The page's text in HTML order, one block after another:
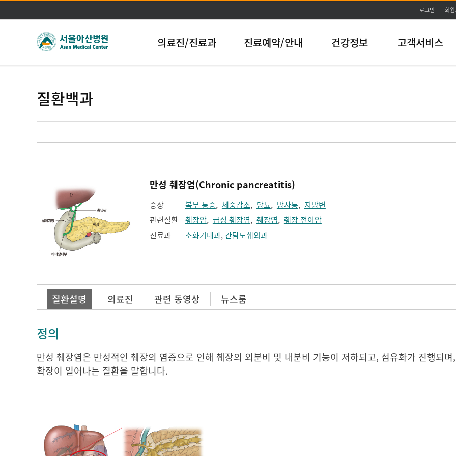
본문바로가기
로그인 회
의료진/진료과 진료예약/안내 건강정보 고객서비스
질환백과
만성 췌장염(Chronic pancreatitis)
증상 복부 통증, 체중감소, 당뇨, 방사통, 지방변
관련질환
췌장암, 급성 췌장염, 췌장염, 췌장 전이암
진료과
소화기내과, 간담도췌외과
질환설명 의료진 관련 동영상 뉴스룸
정의
만성 췌장염은 만성적인 췌장의 염증으로 인해 췌장의 외분비 및 내분비 기능이 저하되고, 섬유화가 진행되
확장이 일어나는 질환을 말합니다.